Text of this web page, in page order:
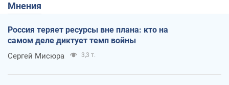
Мнения
Россия теряет ресурсы вне плана: кто на
самом деле диктует темп войны
Сергей Мисюра 3,3 т.